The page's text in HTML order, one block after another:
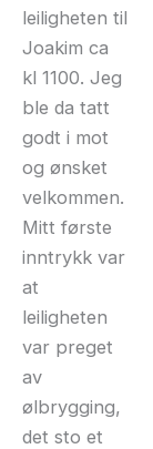
leiligheten til
Joakim ca
kl 1100. Jeg
ble da tatt
godt i mot
og ønsket
velkommen.
Mitt første
inntrykk var
at
leiligheten
var preget
av
ølbrygging,
det sto et